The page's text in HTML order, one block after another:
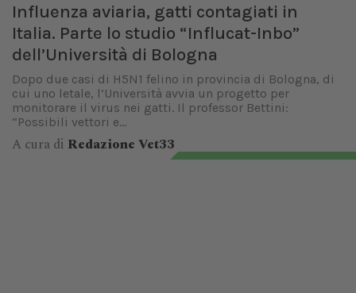
Influenza aviaria, gatti contagiati in
Italia. Parte lo studio “Influcat-Inbo”
dell’Università di Bologna
Dopo due casi di H5N1 felino in provincia di Bologna, di
cui uno letale, l’Università avvia un progetto per
monitorare il virus nei gatti. Il professor Bettini:
“Possibili vettori e...
A cura di Redazione Vet33